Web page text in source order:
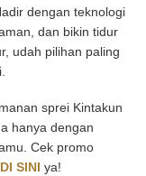
dengan teknologi
dan bikin tidur
udah pilihan paling
sprei Kintakun
hanya dengan
Cek promo
DI SINI ya!